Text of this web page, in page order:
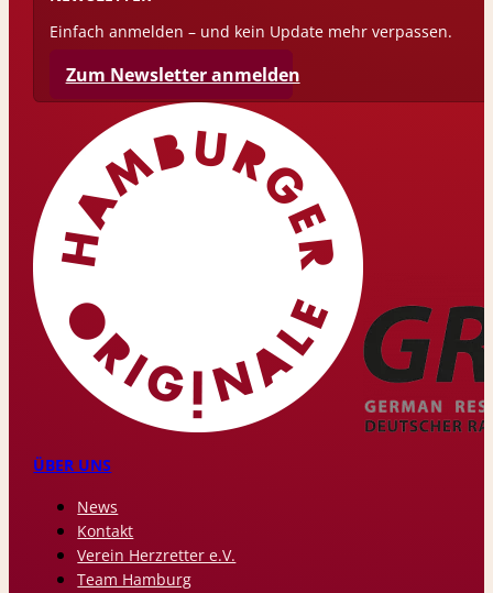
Einfach anmelden – und kein Update mehr verpassen.
Zum Newsletter anmelden
ÜBER UNS
News
Kontakt
Verein Herzretter e.V.
Team Hamburg